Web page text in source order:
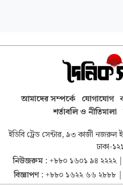
আমাদের সম্পর্কে যোগাযোগ
শর্তাবলি ও নীতিমালা
ইডিবি ট্রেড সেন্টার, ৯৩ কাজী নজরুল
ঢাকা-
নিউজরুম : +৮৮০ ১৬০১ ৯৪ ২২২২|
বিজ্ঞাপণ : +৮৮০ ১৬২২ ৬৬ ২৮৮৮|